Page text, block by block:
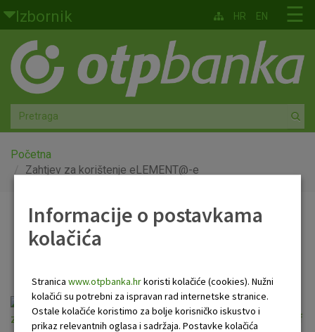
Skoči na glavni sadržaj
Izbornik
Građani
Privatno bankarstvo
Agro
Mala poduzeća i obrtnici
Globalna tržišta
O nama
☰
HR EN
Početna
Zahtjev za korištenje eLEMENT@-e
Zahtjev za korištenje
eLEMENT@-e
zahtjev_za_koristenje_element_za_poslovne_subjekte.pdf
Informacije o postavkama
kolačića
Stranica www.otpbanka.hrkoristi kolačiće (cookies). Nužni
kolačići su potrebni za ispravan rad internetske stranice.
Ostale kolačiće koristimo za bolje korisničko iskustvo i
prikaz relevantnih oglasa i sadržaja. Postavke kolačića